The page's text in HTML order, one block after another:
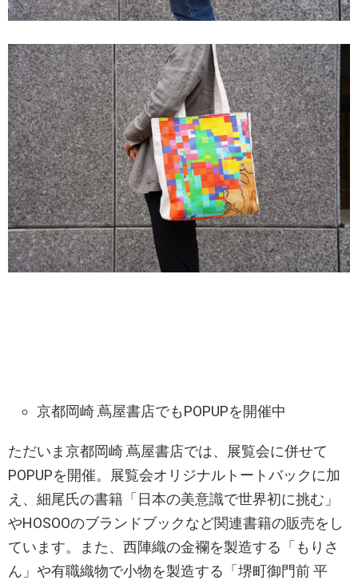
京都岡崎 蔦屋書店でもPOPUPを開催中
ただいま京都岡崎 蔦屋書店では、展覧会に併せて
POPUPを開催。展覧会オリジナルトートバックに加
え、細尾氏の書籍「日本の美意識で世界初に挑む」
やHOSOOのブランドブックなど関連書籍の販売をし
ています。また、西陣織の金襴を製造する「もりさ
ん」や有職織物で小物を製造する「堺町御門前 平